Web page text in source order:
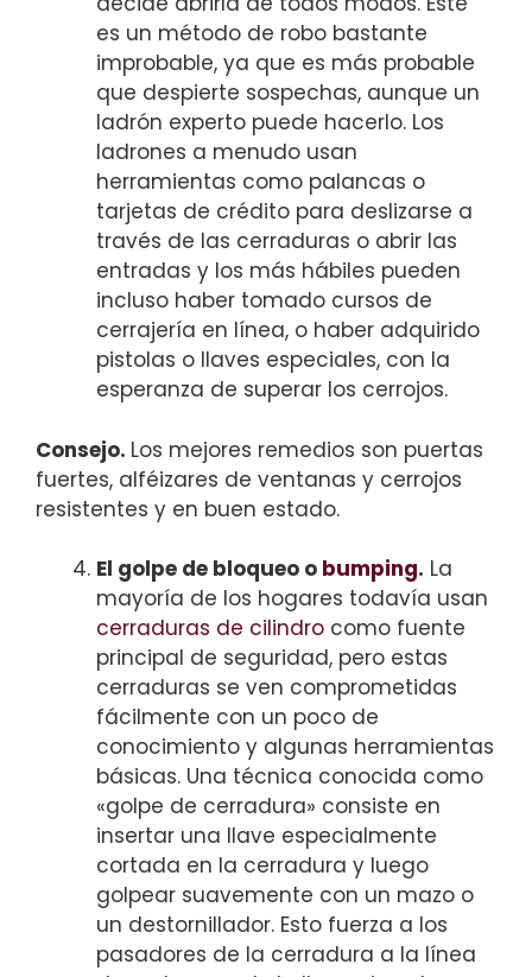
es un método de robo bastante
improbable, ya que es más probable
que despierte sospechas, aunque un
ladrón experto puede hacerlo. Los
ladrones a menudo usan
herramientas como palancas o
tarjetas de crédito para deslizarse a
través de las cerraduras o abrir las
entradas y los más hábiles pueden
incluso haber tomado cursos de
cerrajería en línea, o haber adquirido
pistolas o llaves especiales, con la
esperanza de superar los cerrojos.
Consejo. Los mejores remedios son puertas
fuertes, alféizares de ventanas y cerrojos
resistentes y en buen estado.
El golpe de bloqueo o bumping. La
mayoría de los hogares todavía usan
cerraduras de cilindro como fuente
principal de seguridad, pero estas
cerraduras se ven comprometidas
fácilmente con un poco de
conocimiento y algunas herramientas
básicas. Una técnica conocida como
«golpe de cerradura» consiste en
insertar una llave especialmente
cortada en la cerradura y luego
golpear suavemente con un mazo o
un destornillador. Esto fuerza a los
pasadores de la cerradura a la línea